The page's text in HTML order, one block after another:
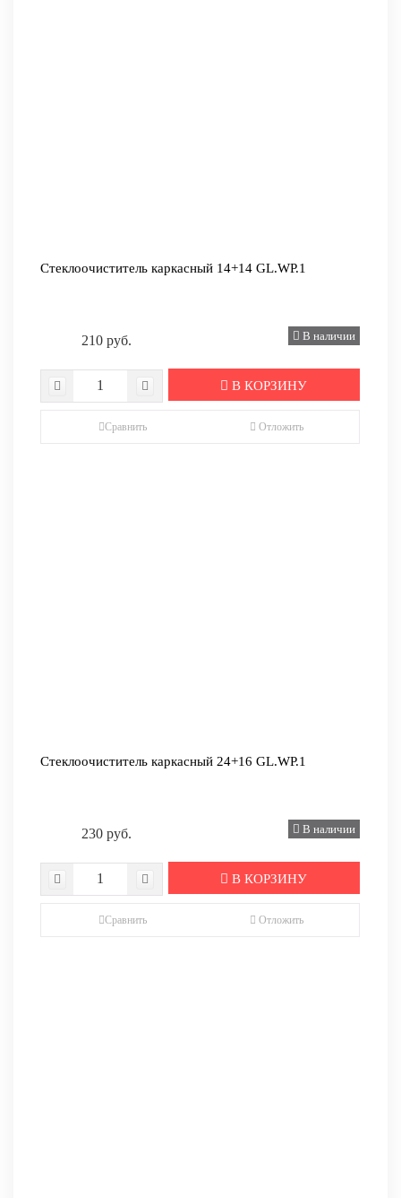
Стеклоочиститель каркасный 14+14 GL.WP.1
210 руб. В наличии
В КОРЗИНУ
Сравнить Отложить
Стеклоочиститель каркасный 24+16 GL.WP.1
230 руб. В наличии
В КОРЗИНУ
Сравнить Отложить